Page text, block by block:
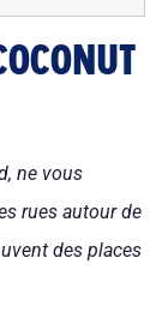
ne vous
rues autour de
des places